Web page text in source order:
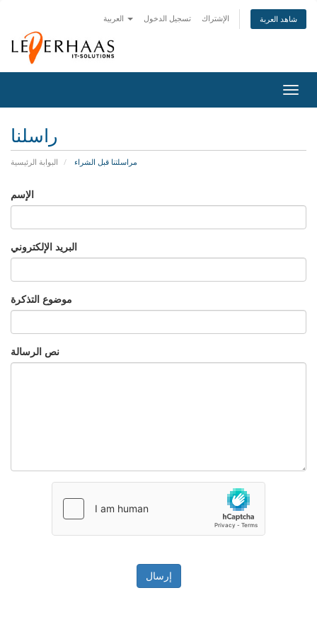
تسجيل الدخول الإشتراك شاهد العربة
تبديل
التنقل
راسلنا
البوابة الرئيسية مراسلتنا قبل الشراء
الإسم
البريد الإلكتروني
موضوع التذكرة
نص الرسالة
إرسال